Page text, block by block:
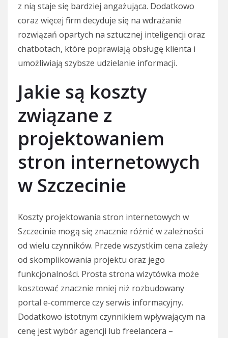
z nią staje się bardziej angażująca. Dodatkowo
coraz więcej firm decyduje się na wdrażanie
rozwiązań opartych na sztucznej inteligencji oraz
chatbotach, które poprawiają obsługę klienta i
umożliwiają szybsze udzielanie informacji.
Jakie są koszty
związane z
projektowaniem
stron internetowych
w Szczecinie
Koszty projektowania stron internetowych w
Szczecinie mogą się znacznie różnić w zależności
od wielu czynników. Przede wszystkim cena zależy
od skomplikowania projektu oraz jego
funkcjonalności. Prosta strona wizytówka może
kosztować znacznie mniej niż rozbudowany
portal e-commerce czy serwis informacyjny.
Dodatkowo istotnym czynnikiem wpływającym na
cenę jest wybór agencji lub freelancera –